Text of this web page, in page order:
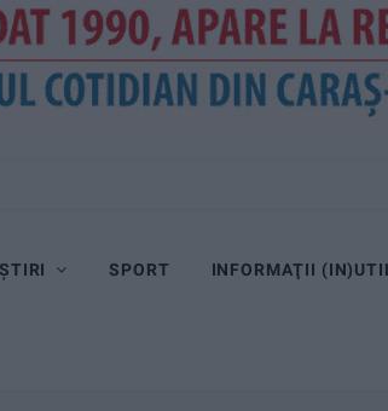
ȘTIRI SPORT INFORMAŢII